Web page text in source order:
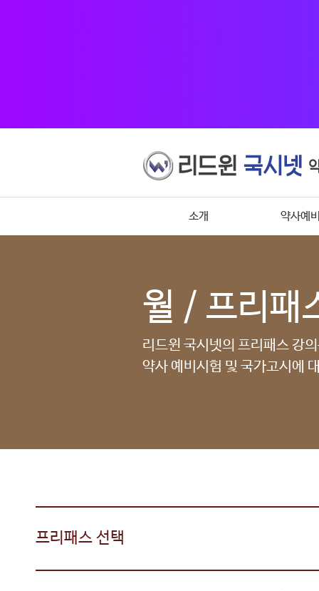
소개 약사예
월 / 프리패
리드윈 국시넷의 프리패스 강
약사 예비시험 및 국가고시에
프리패스 선택